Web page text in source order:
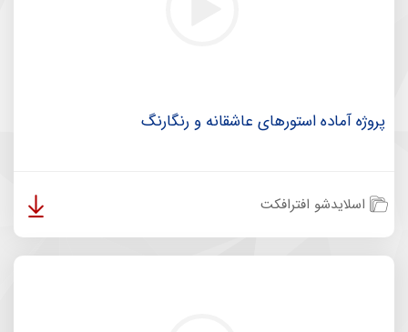
پروژه آماده استورهای عاشقانه و رنگارنگ
اسلایدشو افترافکت